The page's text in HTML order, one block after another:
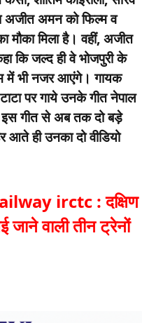
अजीत अमन को फिल्म व
मौका मिला है। वहीं, अजीत
कि जल्द ही वे भोजपुरी के
में भी नजर आएंगे। गायक
पर गाये उनके गीत नेपाल
इस गीत से अब तक दो बड़े
आते ही उनका दो वीडियो
irctc : दक्षिण
जाने वाली तीन ट्रेनों